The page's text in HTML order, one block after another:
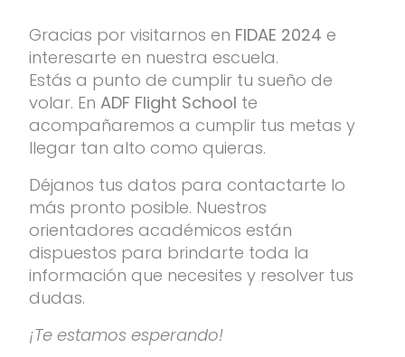
Gracias por visitarnos en FIDAE 2024 e
interesarte en nuestra escuela.
Estás a punto de cumplir tu sueño de
volar. EnADF Flight School te
acompañaremos a cumplir tus metas y
llegar tan alto como quieras.
Déjanos tus datos para contactarte lo
más pronto posible. Nuestros
orientadores académicos están
dispuestos para brindarte toda la
información que necesites y resolver tus
dudas.
¡Te estamos esperando!